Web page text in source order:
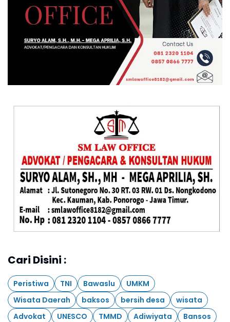
Cari Disini :
Peristiwa TNI Bawaslu
UMKM
Wisata Daerah
baksos bersih desa
wisata
Advokat
UNESCO TMMD Adiwiyata
Bansos